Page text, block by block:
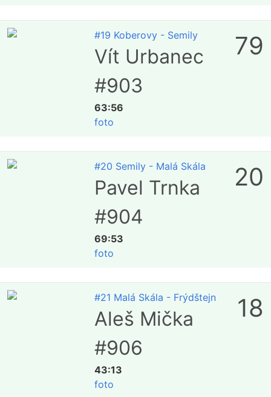
#19 Koberovy - Semily
Vít Urbanec
#903
63:56
foto
79
#20 Semily - Malá Skála
Pavel Trnka
#904
69:53
foto
20
#21 Malá Skála - Frýdštejn
Aleš Mička
#906
43:13
foto
18